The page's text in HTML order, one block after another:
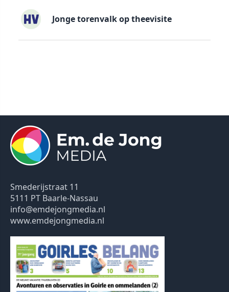
Jonge torenvalk op theevisite
Smederijstraat 11
5111 PT Baarle-Nassau
info@emdejongmedia.nl
www.emdejongmedia.nl